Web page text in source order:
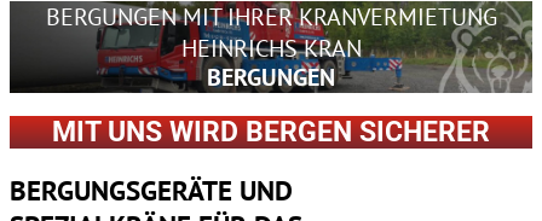
BERGUNGEN MIT IHRER KRANVERMIETUNG
HEINRICHS KRAN
BERGUNGEN
MIT UNS WIRD BERGEN SICHERER
BERGUNGSGERÄTE UND